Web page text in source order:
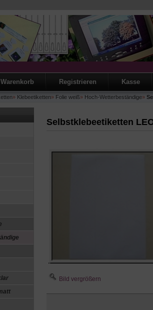
Warenkorb Registrieren Kasse
» Klebeetiketten» Folie weiß» Hoch-Wetterbeständige»
Selbstklebeetiketten
Bild vergrößern